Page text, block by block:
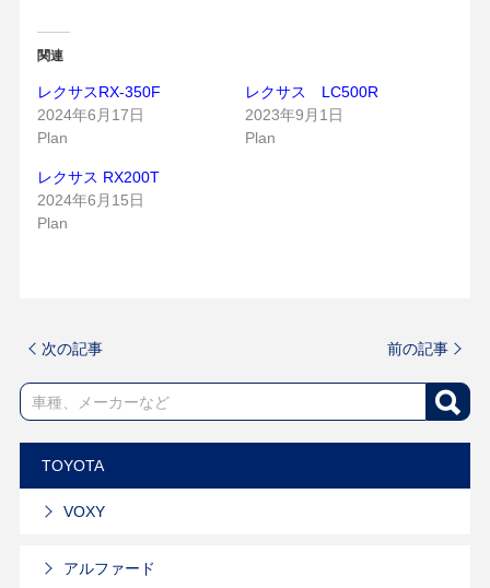
関連
レクサスRX-350F
2024年6月17日
Plan
レクサス LC500R
2023年9月1日
Plan
レクサス RX200T
2024年6月15日
Plan
次の記事 前の記事
TOYOTA
VOXY
アルファード